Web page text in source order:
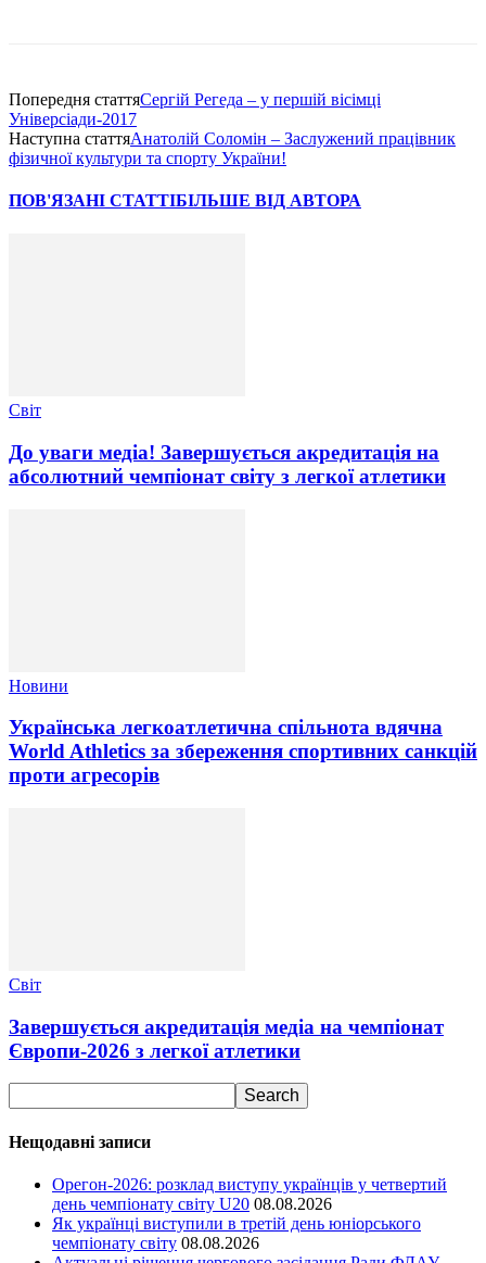
Попередня статтяСергій Регеда – у першій вісімці
Універсіади-2017
Наступна статтяАнатолій Соломін – Заслужений працівник
фізичної культури та спорту України!
ПОВ'ЯЗАНІ СТАТТІБІЛЬШЕ ВІД АВТОРА
Світ
До уваги медіа! Завершується акредитація на
абсолютний чемпіонат світу з легкої атлетики
Новини
Українська легкоатлетична спільнота вдячна
World Athletics за збереження спортивних санкцій
проти агресорів
Світ
Завершується акредитація медіа на чемпіонат
Європи-2026 з легкої атлетики
Нещодавні записи
Орегон-2026: розклад виступу українців у четвертий
день чемпіонату світу U20 08.08.2026
Як українці виступили в третій день юніорського
чемпіонату світу 08.08.2026